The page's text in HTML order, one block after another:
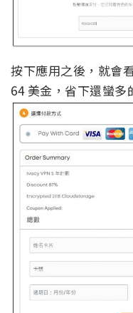
按下應用之後，就會
64 美金，省下還蠻多